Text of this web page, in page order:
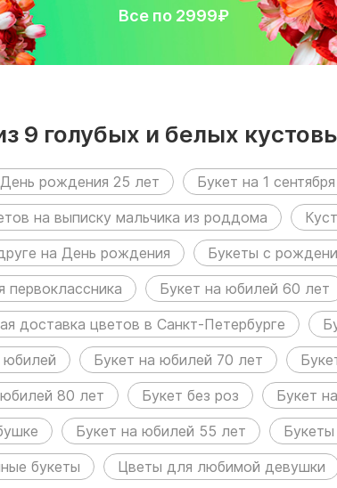
Все по 2999₽
9 голубых и белых
рождения 25 лет Букет на 1
на выписку мальчика из роддома
на День рождения
Букеты с
первоклассника
Букет на юбилей 60 лет
доставка цветов в Санкт-Петербурге
Букет на юбилей 70 лет
80 лет
Букет без роз Букет
Букет на юбилей 55 лет
букеты
Цветы для любимой девушки